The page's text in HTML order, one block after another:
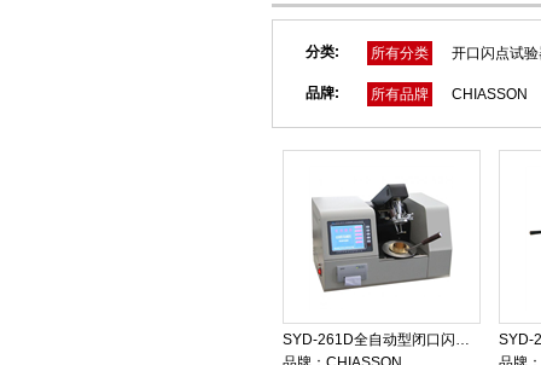
分类: 所有分类 开口闪点试
品牌: 所有品牌 CHIASSON
SYD-261D全自动型闭口闪点试验器